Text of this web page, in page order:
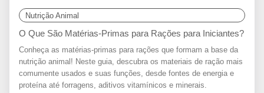
Nutrição Animal
O Que São Matérias-Primas para Rações para Iniciantes?
Conheça as matérias-primas para rações que formam a base da
nutrição animal! Neste guia, descubra os materiais de ração mais
comumente usados e suas funções, desde fontes de energia e
proteína até forragens, aditivos vitamínicos e minerais.